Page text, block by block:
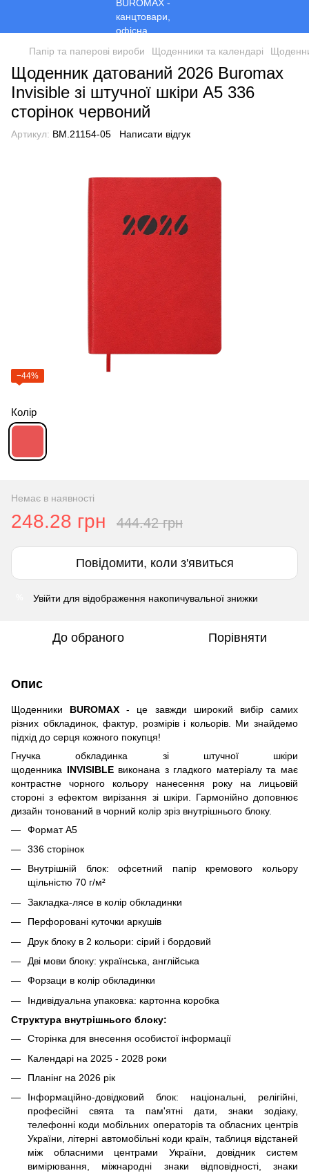
Папір та паперові вироби Щоденники та календарі
Щоденник датований 2026 Buromax
Invisible зі штучної шкіри А5 336
сторінок червоний
Артикул: BM.21154-05 Написати відгук
−44%
Колір
Немає в наявності
248.28 грн 444.42 грн
Повідомити, коли з'явиться
Увійти для відображення накопичувальної знижки
До обраного Порівняти
Опис
Щоденники BUROMAX - це завжди широкий вибір самих
різних обкладинок, фактур, розмірів і кольорів. Ми знайдемо
підхід до серця кожного покупця!
Гнучка обкладинка зі штучної шкіри
щоденника INVISIBLEвиконана з гладкого матеріалу та має
контрастне чорного кольору нанесення року на лицьовій
стороні з ефектом вирізання зі шкіри. Гармонійно доповнює
дизайн тонований в чорний колір зріз внутрішнього блоку.
Формат А5
336 сторінок
Внутрішній блок: офсетний папір кремового кольору
щільністю 70 г/м²
Закладка-лясе в колір обкладинки
Перфоровані куточки аркушів
Друк блоку в 2 кольори: сірий і бордовий
Дві мови блоку: українська, англійська
Форзаци в колір обкладинки
Індивідуальна упаковка: картонна коробка
Структура внутрішнього блоку:
Сторінка для внесення особистої інформації
Календарі на 2025 - 2028 роки
Планінг на 2026 рік
Інформаційно-довідковий блок: національні, релігійні,
професійні свята та пам'ятні дати, знаки зодіаку,
телефонні коди мобільних операторів та обласних центрів
України, літерні автомобільні коди країн, таблиця відстаней
між обласними центрами України, довідник систем
вимірювання, міжнародні знаки відповідності, знаки